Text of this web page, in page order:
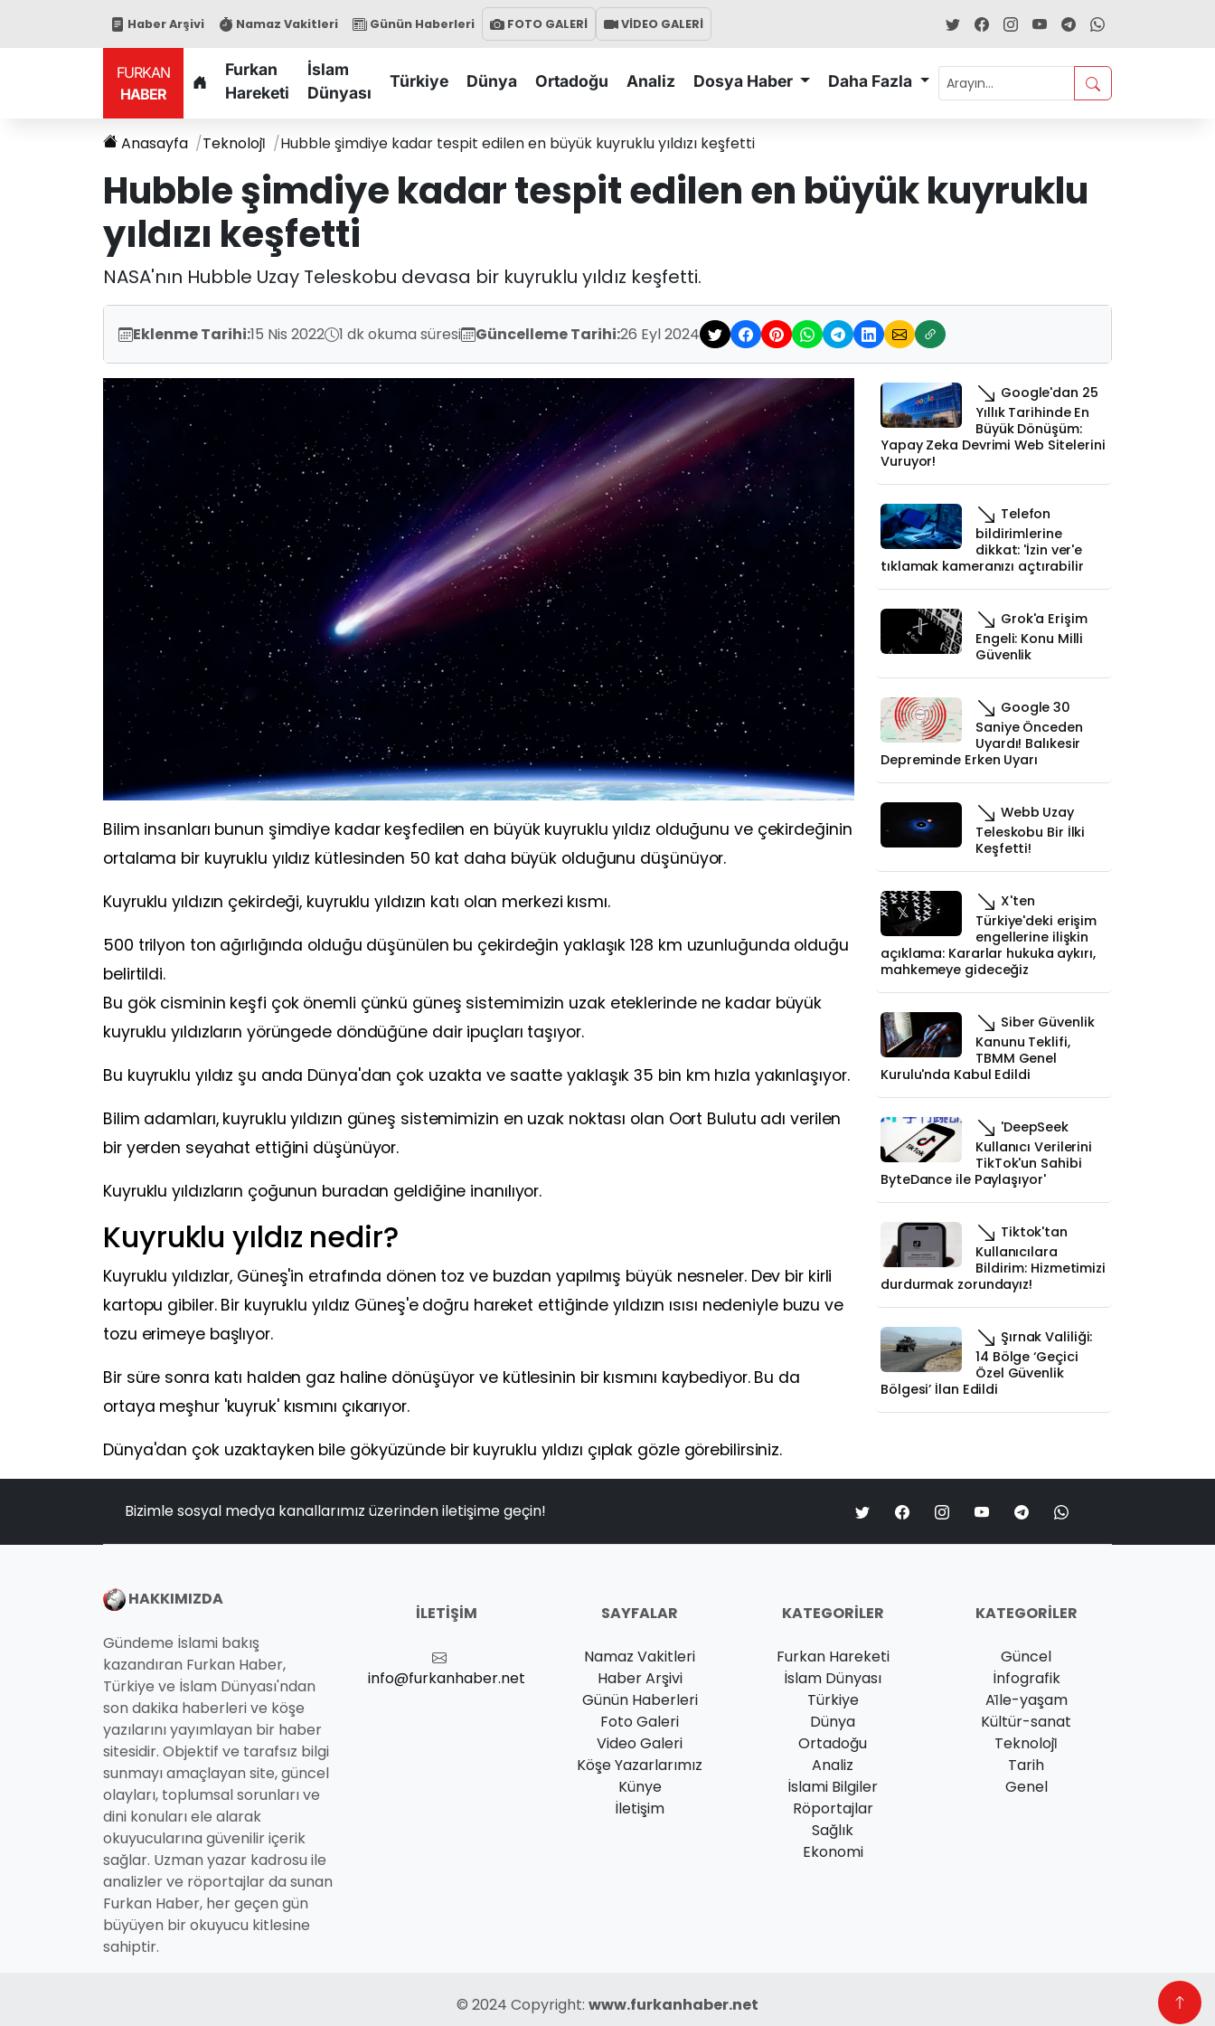
Haber Arşivi Namaz Vakitleri Günün Haberleri FOTO GALERİ VİDEO GALERİ
FURKAN
HABER
Furkan
Hareketi
İslam
Dünyası
Türkiye Dünya Ortadoğu Analiz Dosya Haber Daha Fazla
Anasayfa Teknoloji̇ Hubble şimdiye kadar tespit edilen en büyük kuyruklu yıldızı keşfetti
Hubble şimdiye kadar tespit edilen en büyük kuyruklu
yıldızı keşfetti
NASA'nın Hubble Uzay Teleskobu devasa bir kuyruklu yıldız keşfetti.
Eklenme Tarihi:15 Nis 2022 1 dk okuma süresi Güncelleme Tarihi:26 Eyl 2024
Bilim insanları bunun şimdiye kadar keşfedilen en büyük kuyruklu yıldız olduğunu ve çekirdeğinin
ortalama bir kuyruklu yıldız kütlesinden 50 kat daha büyük olduğunu düşünüyor.
Kuyruklu yıldızın çekirdeği, kuyruklu yıldızın katı olan merkezi kısmı.
500 trilyon ton ağırlığında olduğu düşünülen bu çekirdeğin yaklaşık 128 km uzunluğunda olduğu
belirtildi.
Bu gök cisminin keşfi çok önemli çünkü güneş sistemimizin uzak eteklerinde ne kadar büyük
kuyruklu yıldızların yörüngede döndüğüne dair ipuçları taşıyor.
Bu kuyruklu yıldız şu anda Dünya'dan çok uzakta ve saatte yaklaşık 35 bin km hızla yakınlaşıyor.
Bilim adamları, kuyruklu yıldızın güneş sistemimizin en uzak noktası olan Oort Bulutu adı verilen
bir yerden seyahat ettiğini düşünüyor.
Kuyruklu yıldızların çoğunun buradan geldiğine inanılıyor.
Kuyruklu yıldız nedir?
Kuyruklu yıldızlar, Güneş'in etrafında dönen toz ve buzdan yapılmış büyük nesneler. Dev bir kirli
kartopu gibiler. Bir kuyruklu yıldız Güneş'e doğru hareket ettiğinde yıldızın ısısı nedeniyle buzu ve
tozu erimeye başlıyor.
Bir süre sonra katı halden gaz haline dönüşüyor ve kütlesinin bir kısmını kaybediyor. Bu da
ortaya meşhur 'kuyruk' kısmını çıkarıyor.
Dünya'dan çok uzaktayken bile gökyüzünde bir kuyruklu yıldızı çıplak gözle görebilirsiniz.
Google'dan 25
Yıllık Tarihinde En
Büyük Dönüşüm:
Yapay Zeka Devrimi Web Sitelerini
Vuruyor!
Telefon
bildirimlerine
dikkat: 'İzin ver'e
tıklamak kameranızı açtırabilir
Grok'a Erişim
Engeli: Konu Milli
Güvenlik
Google 30
Saniye Önceden
Uyardı! Balıkesir
Depreminde Erken Uyarı
Webb Uzay
Teleskobu Bir İlki
Keşfetti!
X'ten
Türkiye'deki erişim
engellerine ilişkin
açıklama: Kararlar hukuka aykırı,
mahkemeye gideceğiz
Siber Güvenlik
Kanunu Teklifi,
TBMM Genel
Kurulu'nda Kabul Edildi
'DeepSeek
Kullanıcı Verilerini
TikTok'un Sahibi
ByteDance ile Paylaşıyor'
Tiktok'tan
Kullanıcılara
Bildirim: Hizmetimizi
durdurmak zorundayız!
Şırnak Valiliği:
14 Bölge ‘Geçici
Özel Güvenlik
Bölgesi’ İlan Edildi
Bizimle sosyal medya kanallarımız üzerinden iletişime geçin!
HAKKIMIZDA
Gündeme İslami bakış
kazandıran Furkan Haber,
Türkiye ve İslam Dünyası'ndan
son dakika haberleri ve köşe
yazılarını yayımlayan bir haber
sitesidir. Objektif ve tarafsız bilgi
sunmayı amaçlayan site, güncel
olayları, toplumsal sorunları ve
dini konuları ele alarak
okuyucularına güvenilir içerik
sağlar. Uzman yazar kadrosu ile
analizler ve röportajlar da sunan
Furkan Haber, her geçen gün
büyüyen bir okuyucu kitlesine
sahiptir.
İLETIŞIM
info@furkanhaber.net
SAYFALAR
Namaz Vakitleri
Haber Arşivi
Günün Haberleri
Foto Galeri
Video Galeri
Köşe Yazarlarımız
Künye
İletişim
KATEGORILER
Furkan Hareketi
İslam Dünyası
Türkiye
Dünya
Ortadoğu
Analiz
İslami Bilgiler
Röportajlar
Sağlık
Ekonomi
KATEGORILER
Güncel
İnfografik
Ai̇le-yaşam
Kültür-sanat
Teknoloji̇
Tarih
Genel
© 2024 Copyright: www.furkanhaber.net